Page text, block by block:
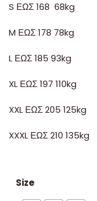
S ΕΩΣ 168 68kg
M ΕΩΣ 178 78kg
L ΕΩΣ 185 93kg
XL ΕΩΣ 197 110kg
XXL ΕΩΣ 205 125kg
XXXL ΕΩΣ 210 135kg
Size